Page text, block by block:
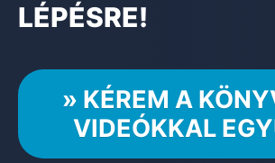
LÉPÉSRE!
» KÉREM A
VIDEÓKKAL